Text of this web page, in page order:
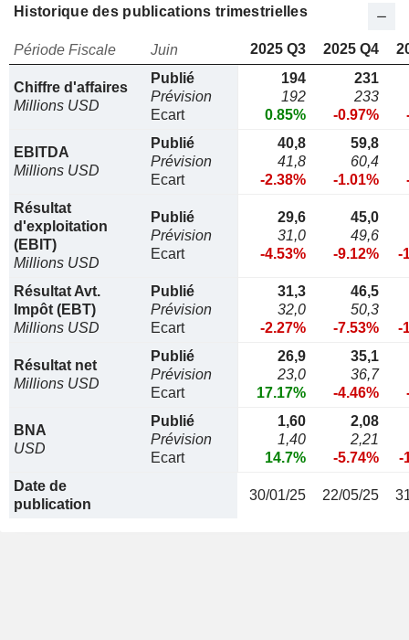
Historique des publications trimestrielles
Période Fiscale Juin 2025 Q3 2025 Q4
Chiffre d'affaires
Millions USD
Publié
Prévision
Ecart
194
192
0.85%
231
233
-0.97%
EBITDA
Millions USD
Publié
Prévision
Ecart
40,8
41,8
-2.38%
59,8
60,4
-1.01%
Résultat
d'exploitation
(EBIT)
Millions USD
Publié
Prévision
Ecart
29,6
31,0
-4.53%
45,0
49,6
-9.12%
-
Résultat Avt.
Impôt (EBT)
Millions USD
Publié
Prévision
Ecart
31,3
32,0
-2.27%
46,5
50,3
-7.53%
-
Résultat net
Millions USD
Publié
Prévision
Ecart
26,9
23,0
17.17%
35,1
36,7
-4.46%
BNA
USD
Publié
Prévision
Ecart
1,60
1,40
14.7%
2,08
2,21
-5.74%
-
Date de
publication
30/01/25 22/05/25